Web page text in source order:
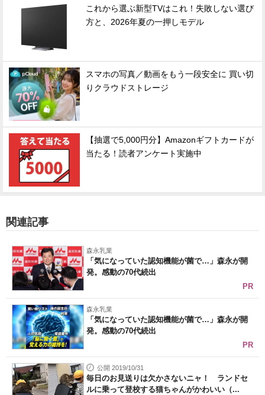
これから選ぶ新型TVはこれ！失敗しない選び
方と、2026年夏の一押しモデル
スマホの写真／動画をもう一段安全に 買い切
りクラウドストレージ
【抽選で5,000円分】Amazonギフトカードが
当たる！読者アンケート実施中
関連記事
森永乳業
「気になっていた認知機能が菌で…」森永が開
発。感動の70代続出
PR
森永乳業
「気になっていた認知機能が菌で…」森永が開
発。感動の70代続出
PR
公開 2019/10/31
毎日のお見送りは欠かさないニャ！ ランドセ
ルに乗って登校する猫ちゃんがかわいい（...